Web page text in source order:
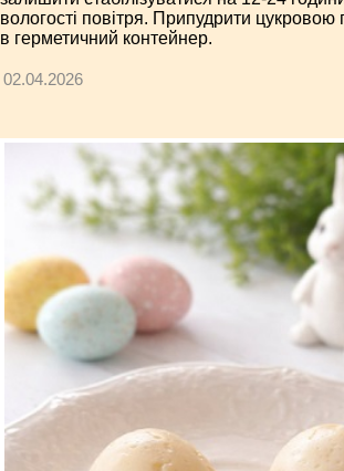
вологості повітря. Припудрити цукровою
в герметичний контейнер.
02.04.2026